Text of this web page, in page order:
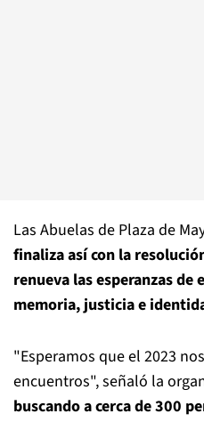
Las Abuelas de Plaza de
finaliza así con la
renueva las esperanzas de
memoria, justicia e
"Esperamos que el 2023
encuentros", señaló la
buscando a cerca de 300